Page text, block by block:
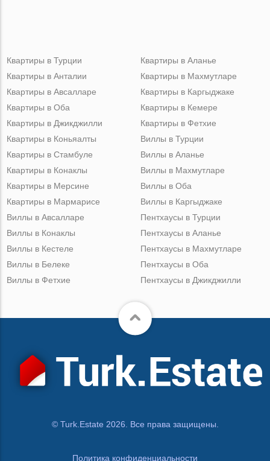
Квартиры в Турции
Квартиры в Анталии
Квартиры в Авсалларе
Квартиры в Оба
Квартиры в Джикджилли
Квартиры в Аланье
Квартиры в Махмутларе
Квартиры в Каргыджаке
Квартиры в Кемере
Квартиры в Фетхие
Квартиры в Коньяалты
Квартиры в Стамбуле
Квартиры в Конаклы
Квартиры в Мерсине
Квартиры в Мармарисе
Виллы в Турции
Виллы в Аланье
Виллы в Махмутларе
Виллы в Оба
Виллы в Каргыджаке
Виллы в Авсалларе
Виллы в Конаклы
Виллы в Кестеле
Виллы в Белеке
Виллы в Фетхие
Пентхаусы в Турции
Пентхаусы в Аланье
Пентхаусы в Махмутларе
Пентхаусы в Оба
Пентхаусы в Джикджилли
© Turk.Estate 2026. Все права защищены.
Политика конфиденциальности